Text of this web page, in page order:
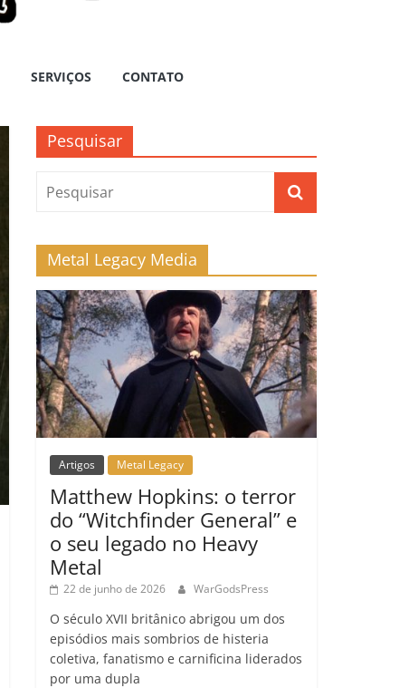
SERVIÇOS CONTATO
Pesquisar
Metal Legacy Media
Artigos Metal Legacy
Matthew Hopkins: o terror
do “Witchfinder General” e
o seu legado no Heavy
Metal
22 de junho de 2026 WarGodsPress
O século XVII britânico abrigou um dos
episódios mais sombrios de histeria
coletiva, fanatismo e carnificina liderados
por uma dupla